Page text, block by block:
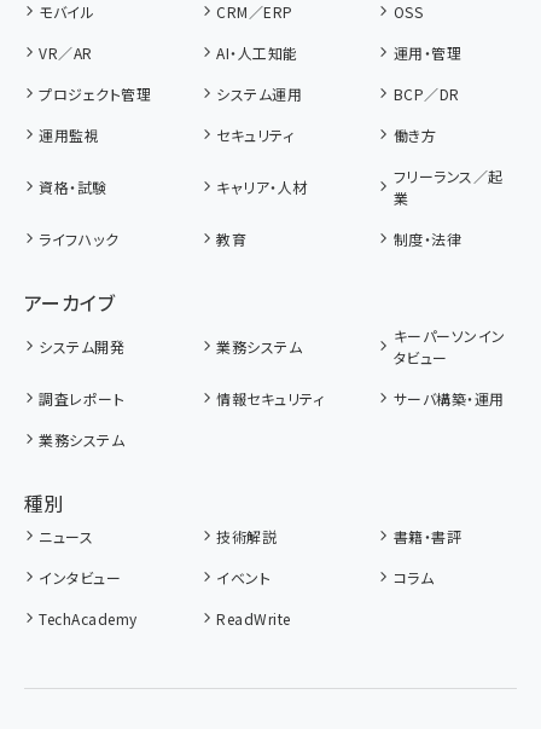
モバイル
CRM／ERP
OSS
VR／AR
AI・人工知能
運用・管理
プロジェクト管理
システム運用
BCP／DR
運用監視
セキュリティ 働き方
資格・試験 キャリア・人材
フリーランス／起
業
ライフハック
教育 制度・法律
アーカイブ
システム開発 業務システム
キーパーソンイン
タビュー
調査レポート
情報セキュリティ
サーバ構築・運用
業務システム
種別
ニュース 技術解説
書籍・書評
インタビュー
イベント
コラム
TechAcademy
ReadWrite